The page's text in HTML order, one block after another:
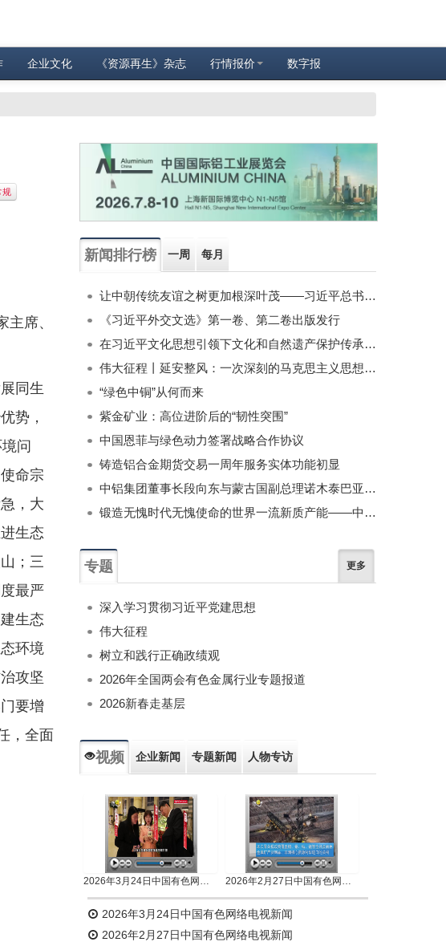
企业文化 《资源再生》杂志 行情报价 数字报
规
席、
同生
势，
问
命宗
，大
生态
；三
最严
生态
环境
攻坚
要增
，全面
新闻排行榜 一周 每月
让中朝传统友谊之树更加根深叶茂——习近平总书记对朝鲜进行国事访问纪实
《习近平外交文选》第一卷、第二卷出版发行
在习近平文化思想引领下文化和自然遗产保护传承利用工作开创新局面
伟大征程丨延安整风：一次深刻的马克思主义思想教育运动
“绿色中铜”从何而来
紫金矿业：高位进阶后的“韧性突围”
中国恩菲与绿色动力签署战略合作协议
铸造铝合金期货交易一周年服务实体功能初显
中铝集团董事长段向东与蒙古国副总理诺木泰巴亚尔举行会谈
锻造无愧时代无愧使命的世界一流新质产能——中国有色金属工业的战略应对与破局之道（二）
专题 更多
深入学习贯彻习近平党建思想
伟大征程
树立和践行正确政绩观
2026年全国两会有色金属行业专题报道
2026新春走基层
视频 企业新闻 专题新闻 人物专访
2026年3月24日中国有色网络电视新闻 2026年2月27日中国有色网络电视新闻
2026年3月24日中国有色网络电视新闻
2026年2月27日中国有色网络电视新闻